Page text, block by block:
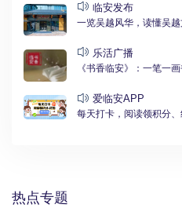
临安发布
一览吴越风华，读懂吴
乐活广播
《书香临安》：一笔一
爱临安APP
每天打卡，阅读领积分、
热点专题